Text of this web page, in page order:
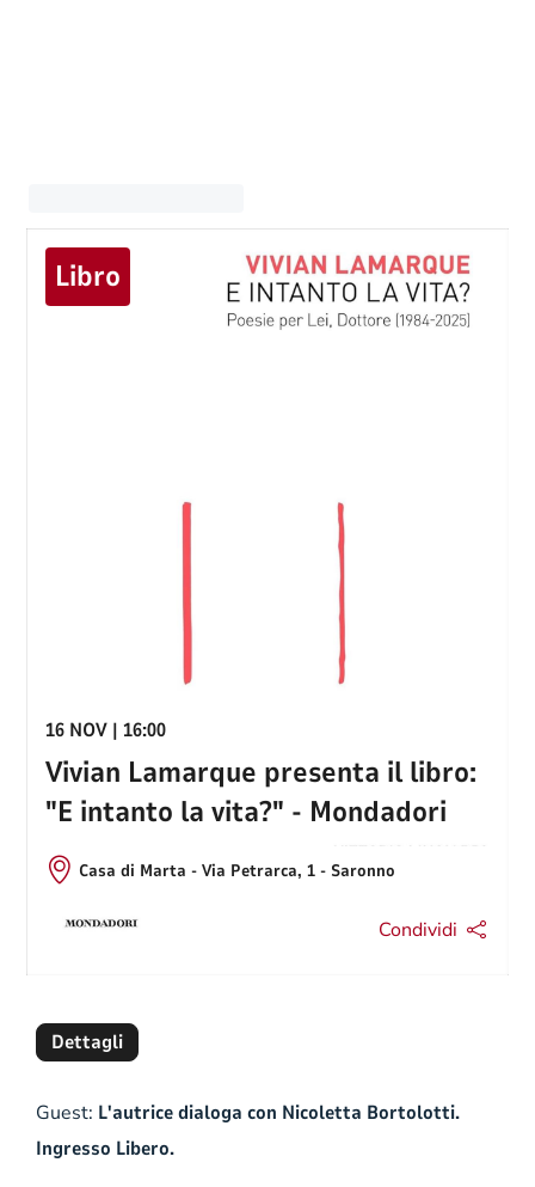
Libro
16 NOV | 16:00
Vivian Lamarque presenta il libro:
"E intanto la vita?" - Mondadori
Casa di Marta - Via Petrarca, 1 - Saronno
Condividi
Dettagli
Guest: L'autrice dialoga con Nicoletta Bortolotti.
Ingresso Libero.